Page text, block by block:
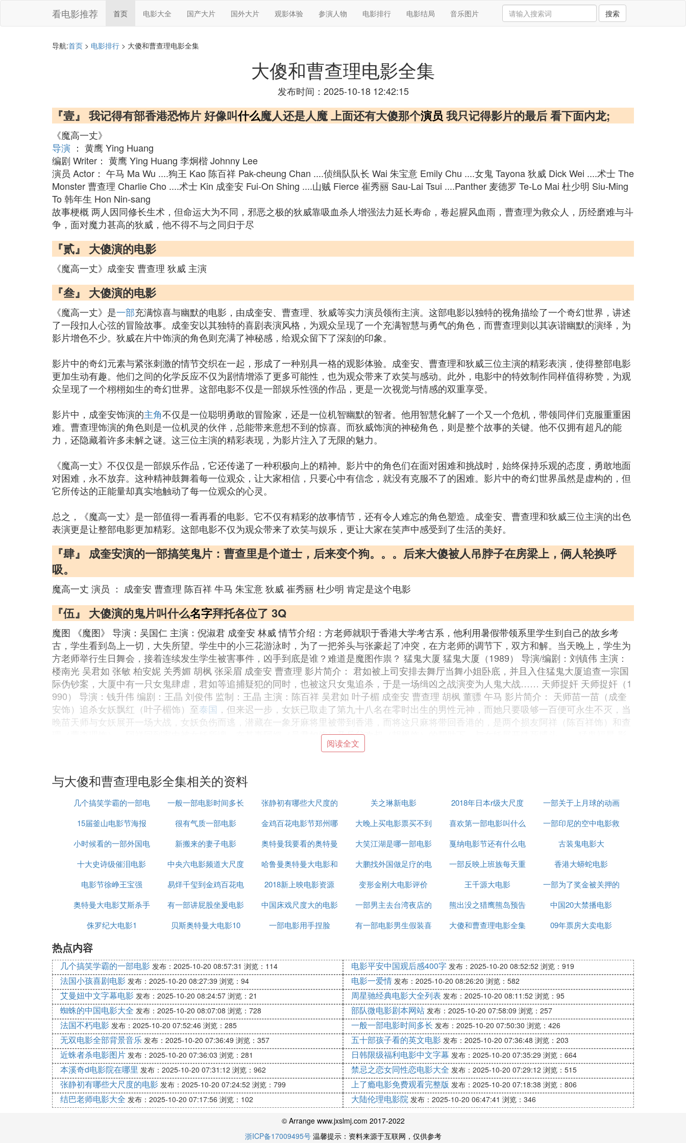
看电影推荐 首页 电影大全 国产大片 国外大片 观影体验 参演人物 电影排行 电影结局 音乐图片 搜索
导航:首页 > 电影排行 > 大傻和曹查理电影全集
大傻和曹查理电影全集
发布时间：2025-10-18 12:42:15
『壹』 我记得有部香港恐怖片 好像叫什么魔人还是人魔 上面还有大傻那个演员 我只记得影片的最后 看下面内龙;
《魔高一丈》
导演 ： 黄鹰 Ying Huang
编剧 Writer： 黄鹰 Ying Huang 李炯楷 Johnny Lee
演员 Actor： 午马 Ma Wu ....狗王 Kao 陈百祥 Pak-cheung Chan ....侦缉队队长 Wai 朱宝意 Emily Chu ....女鬼 Tayona 狄威 Dick Wei ....术士 The
Monster 曹查理 Charlie Cho ....术士 Kin 成奎安 Fui-On Shing ....山贼 Fierce 崔秀丽 Sau-Lai Tsui ....Panther 麦德罗 Te-Lo Mai 杜少明 Siu-Ming
To 韩年生 Hon Nin-sang
故事梗概 两人因同修长生术，但命运大为不同，邪恶之极的狄威靠吸血杀人增强法力延长寿命，卷起腥风血雨，曹查理为救众人，历经磨难与斗
争，面对魔力甚高的狄威，他不得不与之同归于尽
『贰』 大傻演的电影
《魔高一丈》成奎安 曹查理 狄威 主演
『叁』 大傻演的电影
《魔高一丈》是一部充满惊喜与幽默的电影，由成奎安、曹查理、狄威等实力演员领衔主演。这部电影以独特的视角描绘了一个奇幻世界，讲述
了一段扣人心弦的冒险故事。成奎安以其独特的喜剧表演风格，为观众呈现了一个充满智慧与勇气的角色，而曹查理则以其诙谐幽默的演绎，为
影片增色不少。狄威在片中饰演的角色则充满了神秘感，给观众留下了深刻的印象。
影片中的奇幻元素与紧张刺激的情节交织在一起，形成了一种别具一格的观影体验。成奎安、曹查理和狄威三位主演的精彩表演，使得整部电影
更加生动有趣。他们之间的化学反应不仅为剧情增添了更多可能性，也为观众带来了欢笑与感动。此外，电影中的特效制作同样值得称赞，为观
众呈现了一个栩栩如生的奇幻世界。这部电影不仅是一部娱乐性强的作品，更是一次视觉与情感的双重享受。
影片中，成奎安饰演的主角不仅是一位聪明勇敢的冒险家，还是一位机智幽默的智者。他用智慧化解了一个又一个危机，带领同伴们克服重重困
难。曹查理饰演的角色则是一位机灵的伙伴，总能带来意想不到的惊喜。而狄威饰演的神秘角色，则是整个故事的关键。他不仅拥有超凡的能
力，还隐藏着许多未解之谜。这三位主演的精彩表现，为影片注入了无限的魅力。
《魔高一丈》不仅仅是一部娱乐作品，它还传递了一种积极向上的精神。影片中的角色们在面对困难和挑战时，始终保持乐观的态度，勇敢地面
对困难，永不放弃。这种精神鼓舞着每一位观众，让大家相信，只要心中有信念，就没有克服不了的困难。影片中的奇幻世界虽然是虚构的，但
它所传达的正能量却真实地触动了每一位观众的心灵。
总之，《魔高一丈》是一部值得一看再看的电影。它不仅有精彩的故事情节，还有令人难忘的角色塑造。成奎安、曹查理和狄威三位主演的出色
表演更是让整部电影更加精彩。这部电影不仅为观众带来了欢笑与娱乐，更让大家在笑声中感受到了生活的美好。
『肆』 成奎安演的一部搞笑鬼片：曹查里是个道士，后来变个狗。。。后来大傻被人吊脖子在房梁上，俩人轮换呼
吸。
魔高一丈 演员 ： 成奎安 曹查理 陈百祥 牛马 朱宝意 狄威 崔秀丽 杜少明 肯定是这个电影
『伍』 大傻演的鬼片叫什么名字拜托各位了 3Q
魔图 《魔图》 导演：吴国仁 主演：倪淑君 成奎安 林威 情节介绍：方老师就职于香港大学考古系，他利用暑假带领系里学生到自己的故乡考
古，学生看到岛上一切，大失所望。学生中的小三花游泳时，为了一把斧头与张豪起了冲突，在方老师的调节下，双方和解。当天晚上，学生为
方老师举行生日舞会，接着连续发生学生被害事件，凶手到底是谁？难道是魔图作祟？ 猛鬼大厦 猛鬼大厦（1989） 导演/编剧：刘镇伟 主演：
楼南光 吴君如 张敏 柏安妮 关秀媚 胡枫 张采眉 成奎安 曹查理 影片简介： 君如被上司安排去舞厅当舞小姐卧底，并且入住猛鬼大厦追查一宗国
际伪钞案，大厦中有一只女鬼肆虐，君如等追捕疑犯的同时，也被这只女鬼追杀，于是一场缉凶之战演变为人鬼大战…… 天师捉奸 天师捉奸（1
990） 导演：钱升伟 编剧：王晶 刘俊伟 监制：王晶 主演：陈百祥 吴君如 叶子楣 成奎安 曹查理 胡枫 董骠 午马 影片简介： 天师苗一苗（成奎
安饰）追杀女妖飘红（叶子楣饰）至泰国 ，但来迟一步，女妖已取走了第九十八名在零时出生的男性元神，而她只要吸够一百便可永生不灭，当
晚苗天师与女妖展开一场大战，女妖负伤而逃，潜藏在一象牙麻将里被带到香港，而将这只麻将带回香港的，是两个损友阿祥（陈百祥饰）和查
理（曹查理饰）。阿祥回到家中被女妖所缠，在其妻阿媚（吴君如饰）及岳父欢叔（胡枫饰）的帮助下，与女妖展开殊死搏斗…… 猛鬼福星 影
片分类：恐怖片 影片导演：刘镇伟 影片主演：吴君如 成奎安 关秀媚 张敏 《猛鬼福星》剧情介绍：导演刘镇伟继《情癫大圣》后又一部集惊吓
捉拿一批鬼怪，PK法师一时不慎遗下一女鬼，该女鬼为了解救同类而利用大傻制服了PK法师和阿信等人。此时，PK法师等人正处于下风，危难
之际，君如复中块肉灵童拖世，引来众仙人与众鬼展开一场前所未有的无里头打斗…… 俾鬼玩（1992） 导演：姚天虹 主演：方中信 杜威 郑艳
丽 成奎安 陈观泰 钟发 谷峰 陈计明（方中信饰）替女朋友霍转红（郑艳丽饰）在郊野庆祝生日，突然有神秘郭洲（钟发饰）自称偷渡犯，要求
二人帮忙打电话，二人最后只好答应，郭洲更送予陈计明一块玉牌。就在当晚熟睡之际，陈计明竟梦见偷渡客与老婆被其同党叶太能（林威
饰）、曾泉（陈观泰饰）、杨多（成奎安饰）所杀，惊醒之下，郭洲果然出现要求陈计明替其报仇，陈拒绝，惨被郭洲的鬼魂侵入身体。 聊斋艳
他恳求灯草和尚助他入画。原来画中美女绮梦受魔头摆布，朱仲侥幸逃出，却要返回画中营救绮梦，魔头终于被灭，而绮梦得朱的未婚妻借出肉
身还阳。
『陆』 大傻演的电影中和一个人轮着被吊起来躲避僵尸
魔高一丈 (1987)
导演: 黄鹰
编剧: 黄鹰
主演: 曹查理 / 朱宝意 / 午马 / 成奎安 / 成奎安 Fui-On Shing / 陈百祥
类型: 喜剧 / 恐怖
制片国家/地区: 香港
语言:粤语
上映日期: 1987-12-10
片长: 96 分钟
阅读全文
与大傻和曹查理电影全集相关的资料
几个搞笑学霸的一部电
影
一般一部电影时间多长
张静初有哪些大尺度的
电影
关之琳新电影
2018年日本r级大尺度
电影
一部关于上月球的动画
电影
15届釜山电影节海报 很有气质一部电影
金鸡百花电影节郑州哪
里
大晚上买电影票买不到
吗
喜欢第一部电影叫什么
名字
一部印尼的空中电影救
女儿的
小时候看的一部外国电
影红伞
新搬来的妻子电影
奥特曼我要看的奥特曼
奥特曼大电影
大笑江湖是哪一部电影
的主题曲
戛纳电影节还有什么电
影节
古装鬼电影大
十大史诗级催泪电影
中央六电影频道大尺度
电影
哈鲁曼奥特曼大电影和
七个奥特曼
大鹏找外国做足疗的电
影
一部反映上班族每天重
复生活的电影
香港大蟒蛇电影
电影节徐峥王宝强
易烊千玺到金鸡百花电
影节
2018新上映电影资源 变形金刚大电影评价 王千源大电影
一部为了奖金被关押的
电影
奥特曼大电影艾斯杀手
有一部讲屁股坐爰电影
叫什么名字
中国床戏尺度大的电影
一部男主去台湾夜店的
电影
熊出没之猎鹰熊岛预告
大电影
中国20大禁播电影
侏罗纪大电影1
贝斯奥特曼大电影10 一部电影用手捏脸
有一部电影男生假装喜
大傻和曹查理电影全集 09年票房大卖电影
热点内容
几个搞笑学霸的一部电影 发布：2025-10-20 08:57:31 浏览：114 电影平安中国观后感400字 发布：2025-10-20 08:52:52 浏览：919
法国小孩喜剧电影 发布：2025-10-20 08:27:39 浏览：94 电影一爱情 发布：2025-10-20 08:26:20 浏览：582
艾曼妞中文字幕电影 发布：2025-10-20 08:24:57 浏览：21 周星驰经典电影大全列表 发布：2025-10-20 08:11:52 浏览：95
蜘蛛的中国电影大全 发布：2025-10-20 08:07:08 浏览：728 部队微电影剧本网站 发布：2025-10-20 07:58:09 浏览：257
法国不朽电影 发布：2025-10-20 07:52:46 浏览：285 一般一部电影时间多长 发布：2025-10-20 07:50:30 浏览：426
无双电影全部背景音乐 发布：2025-10-20 07:36:49 浏览：357 五十部孩子看的英文电影 发布：2025-10-20 07:36:48 浏览：203
近蛛者杀电影图片 发布：2025-10-20 07:36:03 浏览：281 日韩限级福利电影中文字幕 发布：2025-10-20 07:35:29 浏览：664
本溪奇d电影院在哪里 发布：2025-10-20 07:31:12 浏览：962 禁忌之恋女同性恋电影大全 发布：2025-10-20 07:29:12 浏览：515
张静初有哪些大尺度的电影 发布：2025-10-20 07:24:52 浏览：799 上了瘾电影免费观看完整版 发布：2025-10-20 07:18:38 浏览：806
结巴老师电影大全 发布：2025-10-20 07:17:56 浏览：102 大陆伦理电影院 发布：2025-10-20 06:47:41 浏览：346
© Arrange www.jxslmj.com 2017-2022
浙ICP备17009495号温馨提示：资料来源于互联网，仅供参考